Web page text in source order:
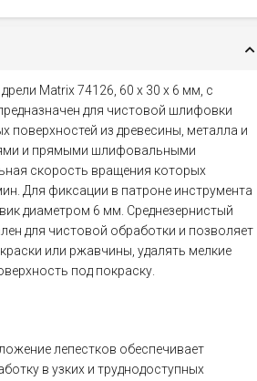
Matrix 74126, 60 х 30 х 6 мм, с
для чистовой шлифовки
поверхностей из древесины, металла и
и прямыми шлифовальными
скорость вращения которых
Для фиксации в патроне инструмента
диаметром 6 мм. Среднезернистый
для чистовой обработки и позволяет
или ржавчины, удалять мелкие
под покраску.
лепестков обеспечивает
в узких и труднодоступных